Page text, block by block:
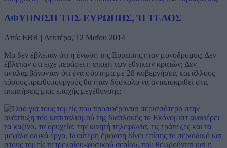
ΑΦΥΠΝΙΣΗ ΤΗΣ ΕΥΡΩΠΗΣ, Ή ΤΕΛΟΣ
Από: EBR | Δευτέρα, 12 Μαΐου 2014
Μα δεν έβλεπαν ότι η ένωση της Ευρώπης ήταν μονόδρομος; Δεν
έβλεπαν ότι είχε περάσει η εποχή των εθνικών κρατών; Δεν
αντιλαμβάνονταν ότι ένα σύστημα με 28 κυβερνήσεις και άλλους
τόσους πρωθυπουργούς θα ήταν δύσκολο να ανταποκριθεί στις
απαιτήσεις μιας εποχής μεγέθυνσης;